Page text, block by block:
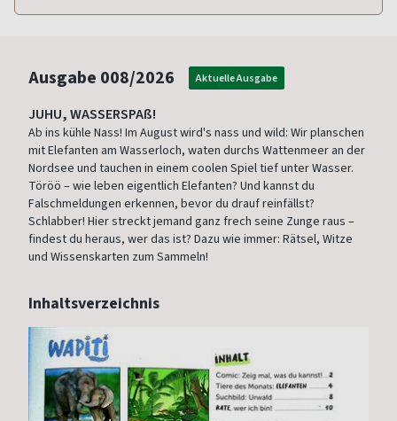
Ausgabe 008/2026 Aktuelle Ausgabe
JUHU, WASSERSPAß!
Ab ins kühle Nass! Im August wird's nass und wild: Wir planschen
mit Elefanten am Wasserloch, waten durchs Wattenmeer an der
Nordsee und tauchen in einem coolen Spiel tief unter Wasser.
Töröö – wie leben eigentlich Elefanten? Und kannst du
Falschmeldungen erkennen, bevor du drauf reinfällst?
Schlabber! Hier streckt jemand ganz frech seine Zunge raus –
findest du heraus, wer das ist? Dazu wie immer: Rätsel, Witze
und Wissenskarten zum Sammeln!
Inhaltsverzeichnis